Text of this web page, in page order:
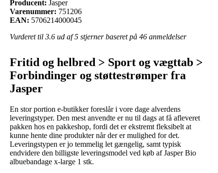
Producent: Jasper
Varenummer: 751206
EAN: 5706214000045
Vurderet til 3.6 ud af 5 stjerner baseret på 46 anmeldelser
Fritid og helbred > Sport og vægttab >
Forbindinger og støttestrømper fra
Jasper
En stor portion e-butikker foreslår i vore dage alverdens
leveringstyper. Den mest anvendte er nu til dags at få afleveret
pakken hos en pakkeshop, fordi det er ekstremt fleksibelt at
kunne hente dine produkter når der er mulighed for det.
Leveringstypen er jo temmelig let gængelig, samt typisk
endvidere den billigste leveringsmodel ved køb af Jasper Bio
albuebandage x-large 1 stk.